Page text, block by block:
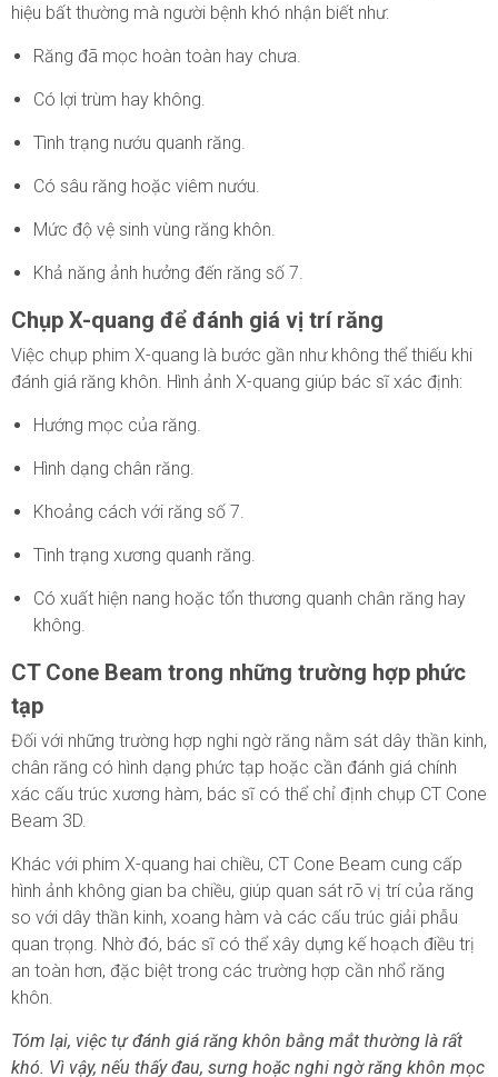
hiệu bất thường mà người bệnh khó nhận biết như:
Răng đã mọc hoàn toàn hay chưa.
Có lợi trùm hay không.
Tình trạng nướu quanh răng.
Có sâu răng hoặc viêm nướu.
Mức độ vệ sinh vùng răng khôn.
Khả năng ảnh hưởng đến răng số 7.
Chụp X-quang để đánh giá vị trí răng
Việc chụp phim X-quang là bước gần như không thể thiếu khi
đánh giá răng khôn. Hình ảnh X-quang giúp bác sĩ xác định:
Hướng mọc của răng.
Hình dạng chân răng.
Khoảng cách với răng số 7.
Tình trạng xương quanh răng.
Có xuất hiện nang hoặc tổn thương quanh chân răng hay
không.
CT Cone Beam trong những trường hợp phức
tạp
Đối với những trường hợp nghi ngờ răng nằm sát dây thần kinh,
chân răng có hình dạng phức tạp hoặc cần đánh giá chính
xác cấu trúc xương hàm, bác sĩ có thể chỉ định chụp CT Cone
Beam 3D.
Khác với phim X-quang hai chiều, CT Cone Beam cung cấp
hình ảnh không gian ba chiều, giúp quan sát rõ vị trí của răng
so với dây thần kinh, xoang hàm và các cấu trúc giải phẫu
quan trọng. Nhờ đó, bác sĩ có thể xây dựng kế hoạch điều trị
an toàn hơn, đặc biệt trong các trường hợp cần nhổ răng
khôn.
Tóm lại, việc tự đánh giá răng khôn bằng mắt thường là rất
khó. Vì vậy, nếu thấy đau, sưng hoặc nghi ngờ răng khôn mọc